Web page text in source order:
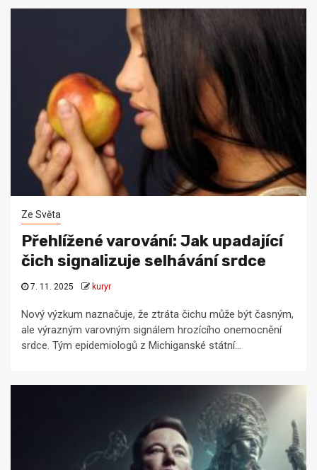
Ze Světa
Přehlížené varování: Jak upadající
čich signalizuje selhávání srdce
7. 11. 2025 kuryr
Nový výzkum naznačuje, že ztráta čichu může být časným,
ale výrazným varovným signálem hrozícího onemocnění
srdce. Tým epidemiologů z Michiganské státní...